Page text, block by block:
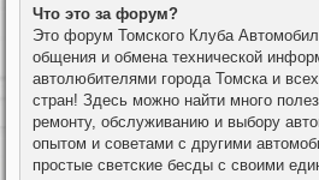
Что это за форум?
Это форум Томского Клуба
общения и обмена технической
автолюбителями города Томска и
стран! Здесь можно найти много
ремонту, обслуживанию и выбору
опытом и советами с другими
простые светские бесды с своими